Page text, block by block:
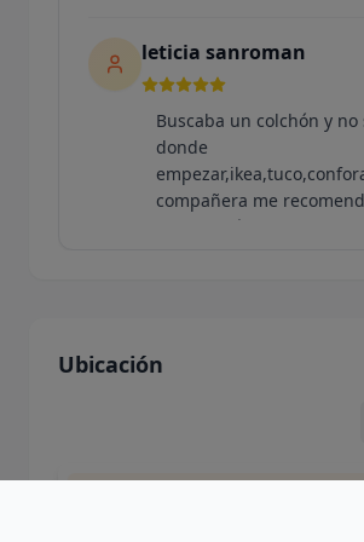
leticia sanroman
Buscaba un colchón y
donde
compañera me
colchonería de toda la
Yoga con Jen
Ubicación